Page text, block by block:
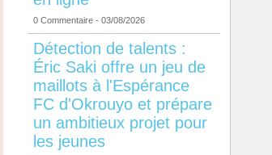
0 Commentaire - 03/08/2026
Détection de talents :
Éric Saki offre un jeu de
maillots à l'Espérance
FC d'Okrouyo et prépare
un ambitieux projet pour
les jeunes